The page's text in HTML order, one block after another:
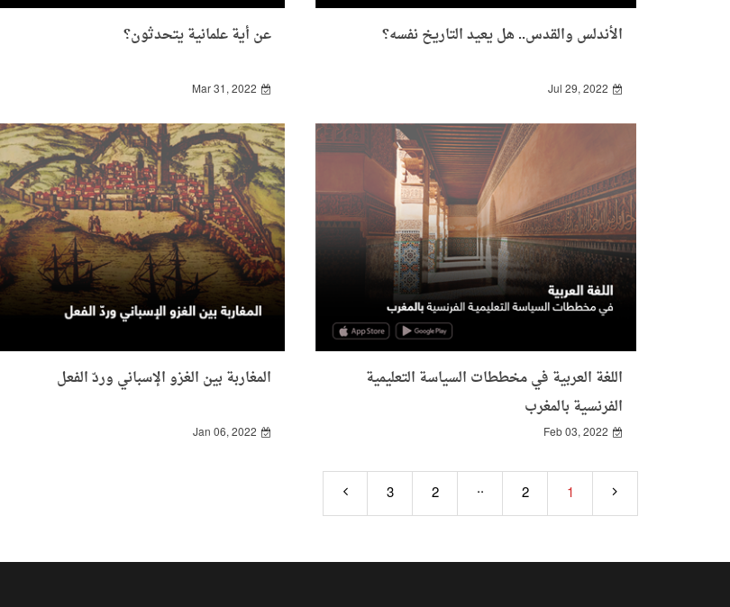
الأندلس والقدس.. هل يعيد التاريخ نفسه؟
Jul 29, 2022
عن أية علمانية يتحدثون؟
Mar 31, 2022
اللغة العربية في مخططات السياسة التعليمية
الفرنسية بالمغرب
Feb 03, 2022
المغاربة بين الغزو الإسباني وردّ الفعل
Jan 06, 2022
1
2
..
2
3